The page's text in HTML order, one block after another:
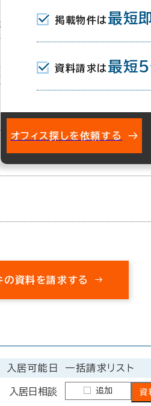
4月
の資料を請求する
入居可能日 一括請求リスト
入居日相談 追加 資
掲載物件は 最短
資料請求は 最短
オフィス探しを依頼する